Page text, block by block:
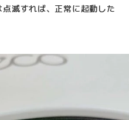
滅すれば、正常に起動した